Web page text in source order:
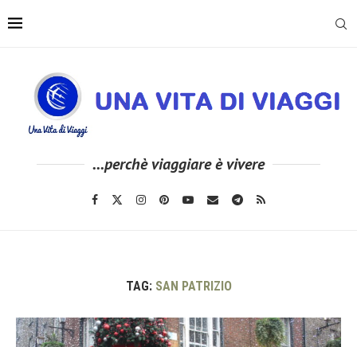
...perchè viaggiare è vivere
TAG: SAN PATRIZIO